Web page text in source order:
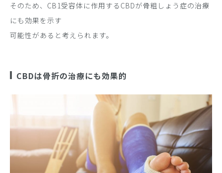
そのため、CB1受容体に作用するCBDが骨粗しょう症の治療
にも効果を示す
可能性があると考えられます。
CBDは骨折の治療にも効果的